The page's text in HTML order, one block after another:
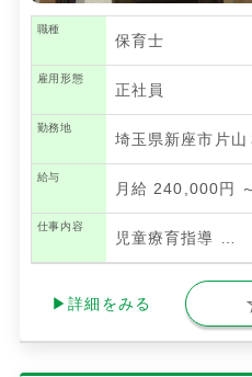
職種
保育士
雇用形態
正社員
勤務地
埼玉県新座市片山
給与
月給 240,000円
仕事内容
児童療育指導
▶詳細をみる